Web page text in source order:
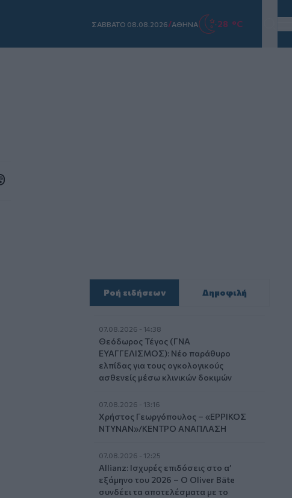
ΣAΒΒΑΤΟ 08.08.2026/ΑΘΗΝΑ 28 °C
Ροή ειδήσεων Δημοφιλή
07.08.2026 - 14:38
Θεόδωρος Τέγος (ΓΝΑ
ΕΥΑΓΓΕΛΙΣΜΟΣ): Νέο παράθυρο
ελπίδας για τους ογκολογικούς
ασθενείς μέσω κλινικών δοκιμών
07.08.2026 - 13:16
Χρήστος Γεωργόπουλος – «ΕΡΡΙΚΟΣ
ΝΤΥΝΑΝ»/ΚΕΝΤΡΟ ΑΝΑΠΛΑΣΗ
07.08.2026 - 12:25
Allianz: Ισχυρές επιδόσεις στο α’
εξάμηνο του 2026 – Ο Oliver Bäte
συνδέει τα αποτελέσματα με το